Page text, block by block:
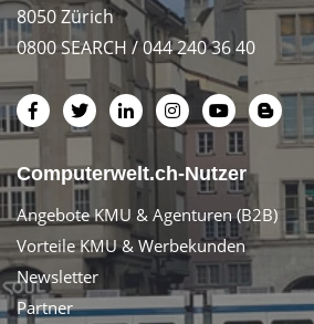
8050 Zürich
0800 SEARCH / 044 240 36 40
Computerwelt.ch-Nutzer
Angebote KMU & Agenturen (B2B)
Vorteile KMU & Werbekunden
Newsletter
Partner